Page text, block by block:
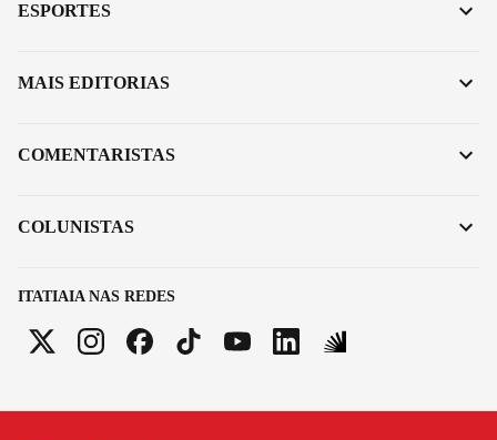
ITATIAIA NAS REDES
ESPORTES
MAIS EDITORIAS
COMENTARISTAS
COLUNISTAS